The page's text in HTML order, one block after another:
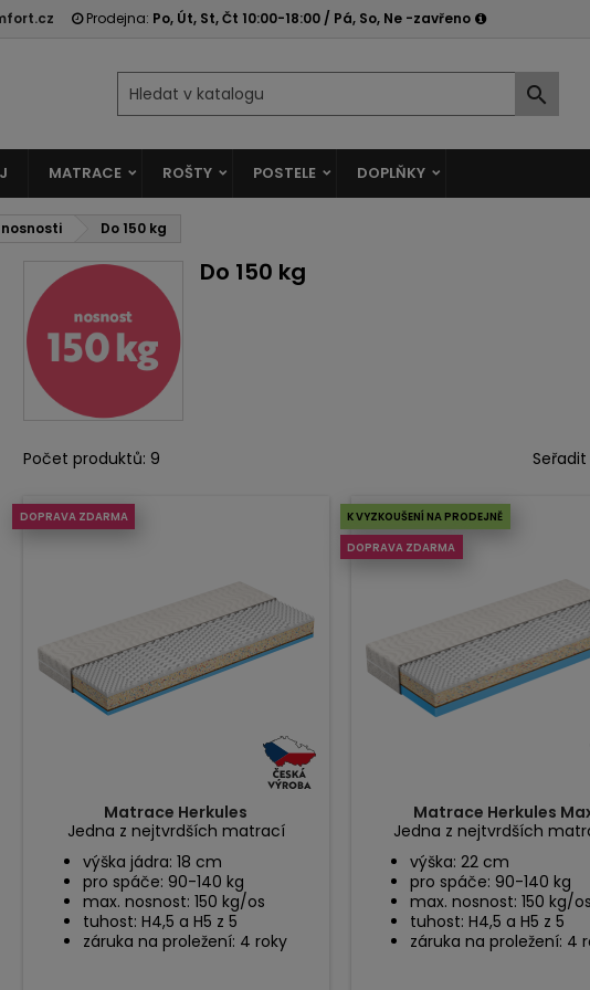
Prodejna: Po, Út, St, Čt 10:00-18:00 / Pá, So, Ne -zavřeno

MATRACE ROŠTY POSTELE DOPLŇKY
Do 150 kg
Do 150 kg
Počet produktů: 9
DOPRAVA ZDARMA
Matrace Herkules
Jedna z nejtvrdších matrací
výška jádra: 18 cm
pro spáče: 90-140 kg
max. nosnost: 150 kg/os
tuhost: H4,5 a H5 z 5
záruka na proležení: 4 roky
K VYZKOUŠENÍ NA PRODEJNĚ
DOPRAVA ZDARMA
Matrace Herkules
Jedna z nejtvrdších
výška: 22 cm
pro spáče: 90-140 kg
max. nosnost: 150 kg/os
tuhost: H4,5 a H5 z 5
záruka na proležení: 4